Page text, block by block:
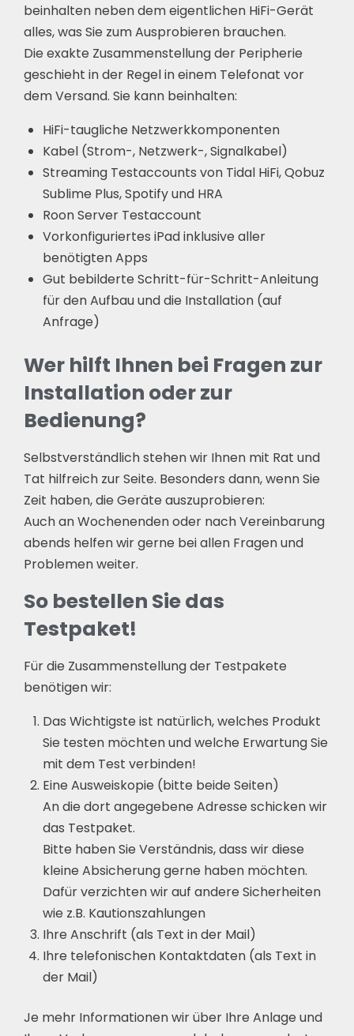
beinhalten neben dem eigentlichen HiFi-Gerät
alles, was Sie zum Ausprobieren brauchen.
Die exakte Zusammenstellung der Peripherie
geschieht in der Regel in einem Telefonat vor
dem Versand. Sie kann beinhalten:
HiFi-taugliche Netzwerkkomponenten
Kabel (Strom-, Netzwerk-, Signalkabel)
Streaming Testaccounts von Tidal HiFi, Qobuz
Sublime Plus, Spotify und HRA
Roon Server Testaccount
Vorkonfiguriertes iPad inklusive aller
benötigten Apps
Gut bebilderte Schritt-für-Schritt-Anleitung
für den Aufbau und die Installation (auf
Anfrage)
Wer hilft Ihnen bei Fragen zur
Installation oder zur
Bedienung?
Selbstverständlich stehen wir Ihnen mit Rat und
Tat hilfreich zur Seite. Besonders dann, wenn Sie
Zeit haben, die Geräte auszuprobieren:
Auch an Wochenenden oder nach Vereinbarung
abends helfen wir gerne bei allen Fragen und
Problemen weiter.
So bestellen Sie das
Testpaket!
Für die Zusammenstellung der Testpakete
benötigen wir:
Das Wichtigste ist natürlich, welches Produkt
Sie testen möchten und welche Erwartung Sie
mit dem Test verbinden!
Eine Ausweiskopie (bitte beide Seiten)
An die dort angegebene Adresse schicken wir
das Testpaket.
Bitte haben Sie Verständnis, dass wir diese
kleine Absicherung gerne haben möchten.
Dafür verzichten wir auf andere Sicherheiten
wie z.B. Kautionszahlungen
Ihre Anschrift (als Text in der Mail)
Ihre telefonischen Kontaktdaten (als Text in
der Mail)
Je mehr Informationen wir über Ihre Anlage und